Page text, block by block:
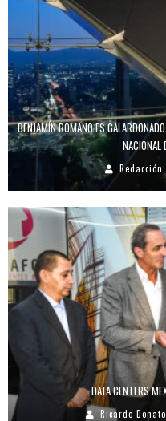
BENJAMÍN ROMANO ES
NACIONAL
Redacción
DATA CENTERS
Ricardo Donato